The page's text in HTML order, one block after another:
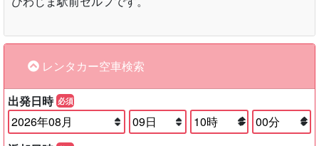
レンタカー空車検索
出発日時 必須